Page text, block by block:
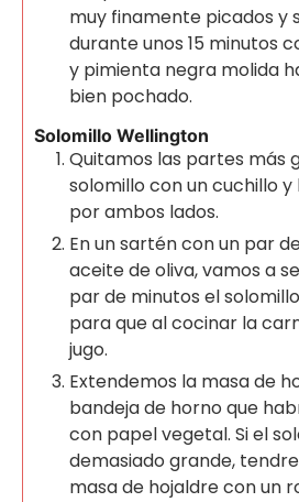
muy finamente picados y
durante unos 15 minutos
y pimienta negra molida
bien pochado.
Solomillo Wellington
Quitamos las partes más
solomillo con un cuchillo
por ambos lados.
En un sartén con un par
aceite de oliva, vamos a
par de minutos el
para que al cocinar la
jugo.
Extendemos la masa de
bandeja de horno que
con papel vegetal. Si el
demasiado grande,
masa de hojaldre con un